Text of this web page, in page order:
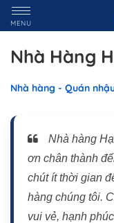
MENU
Nhà Hàng
Nhà hàng - Quán
Nhà hàng
ơn chân thành
chút ít thời gian
hàng chúng tôi.
vui vẻ, hạnh